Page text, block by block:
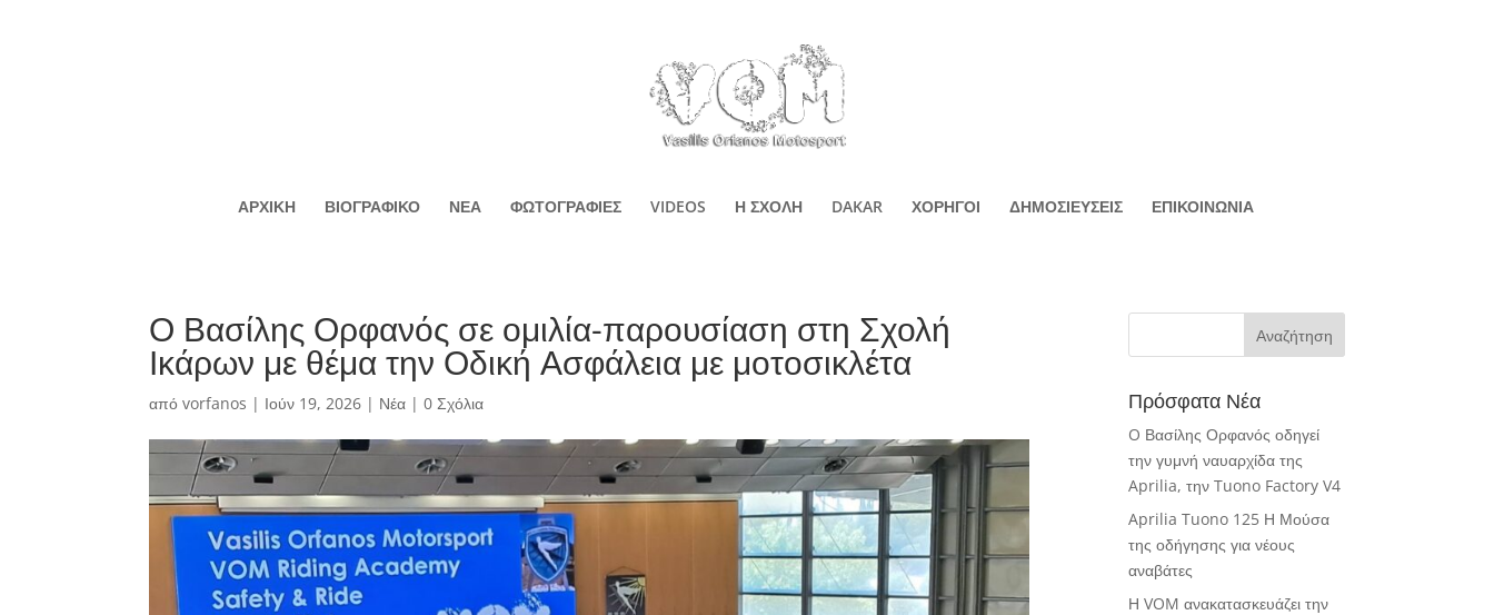
ΑΡΧΙΚΗ ΒΙΟΓΡΑΦΙΚΟ ΝΕΑ ΦΩΤΟΓΡΑΦΙΕΣ VIDEOS Η ΣΧΟΛΗ DAKAR ΧΟΡΗΓΟΙ ΔΗΜΟΣΙΕΥΣΕΙΣ ΕΠΙΚΟΙΝΩΝΙΑ
Ο Βασίλης Ορφανός σε ομιλία-παρουσίαση στη Σχολή
Ικάρων με θέμα την Οδική Ασφάλεια με μοτοσικλέτα
απόvorfanos | Ιούν 19, 2026 | Νέα |0 Σχόλια Πρόσφατα Νέα
O Βασίλης Ορφανός οδηγεί
την γυμνή ναυαρχίδα της
Aprilia, την Tuono Factory V4
Aprilia Tuono 125 Η Μούσα
της οδήγησης για νέους
αναβάτες
Η VOM ανακατασκευάζει την